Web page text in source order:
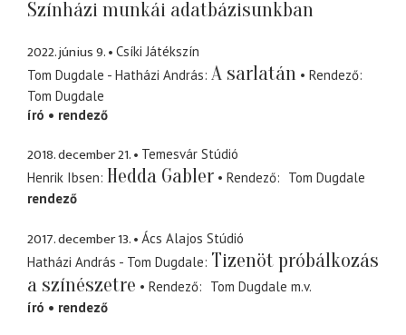
Színházi munkái adatbázisunkban
2022. június 9.
Csíki Játékszín
Tom Dugdale - Hatházi András A sarlatán
Rendező
Tom Dugdale
író
rendező
2018. december 21.
Temesvár Stúdió
Henrik Ibsen Hedda Gabler Rendező
Tom Dugdale
rendező
2017. december 13.
Ács Alajos Stúdió
Hatházi András - Tom Dugdale Tizenöt próbálkozás
a színészetre
Rendező Tom Dugdale m.v.
író
rendező